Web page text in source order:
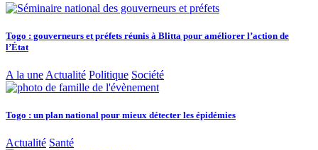
Togo : gouverneurs et préfets réunis à Blitta pour améliorer l’action de
l’État
A la une Actualité Politique Société
Togo : un plan national pour mieux détecter les épidémies
Actualité Santé